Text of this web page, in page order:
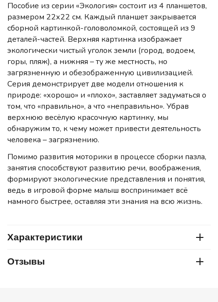
Пособие из серии «Экология» состоит из 4 планшетов,
размером 22х22 см. Каждый планшет закрывается
сборной картинкой-головоломкой, состоящей из 9
деталей-частей. Верхняя картинка изображает
экологически чистый уголок земли (город, водоем,
горы, пляж), а нижняя – ту же местность, но
загрязненную и обезображенную цивилизацией.
Серия демонстрирует две модели отношения к
природе: «хорошо» и «плохо», заставляет задуматься о
том, что «правильно», а что «неправильно». Убрав
верхнюю весёлую красочную картинку, мы
обнаружим то, к чему может привести деятельность
человека – загрязнению.
Помимо развития моторики в процессе сборки пазла,
занятия способствуют развитию речи, воображения,
формируют экологические представления и понятия,
ведь в игровой форме малыш воспринимает всё
намного быстрее, оставляя эти знания на всю жизнь.
Характеристики
Отзывы